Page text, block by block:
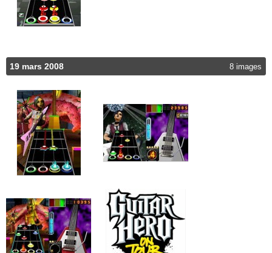
19 mars 2008 8 images